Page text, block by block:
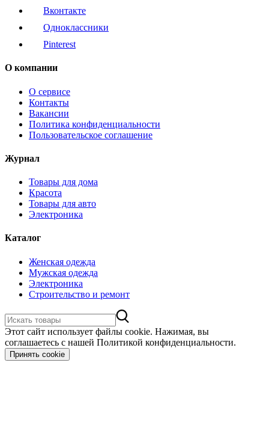
Вконтакте
Одноклассники
Pinterest
О компании
О сервисе
Контакты
Вакансии
Политика конфиденциальности
Пользовательское соглашение
Журнал
Товары для дома
Красота
Товары для авто
Электроника
Каталог
Женская одежда
Мужская одежда
Электроника
Строительство и ремонт
Этот сайт использует файлы cookie. Нажимая, вы
соглашаетесь с нашей Политикой конфиденциальности.
Принять cookie